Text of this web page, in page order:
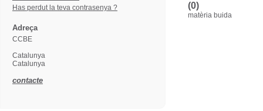
(0)
matèria buida
Has perdut la teva contrasenya ?
Adreça
CCBE
Catalunya
Catalunya
contacte